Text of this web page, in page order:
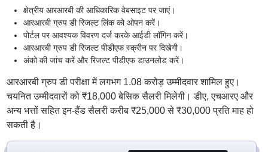
क्षेत्रीय आरआरबी की आधिकारिक वेबसाइट पर जाएं।
आरआरबी ग्रुप डी रिजल्ट लिंक को ओपन करें।
पोर्टल पर आवश्यक विवरण दर्ज करके आईडी लॉगिन करें।
आरआरबी ग्रुप डी रिजल्ट पीडीएफ स्क्रीन पर दिखेगी।
अंको की जांच करें और रिजल्ट पीडीएफ डाउनलोड करें।
आरआरबी ग्रुप डी परीक्षा में लगभग 1.08 करोड़ उम्मीदवार शामिल हुए।
चयनित उम्मीदवारों को ₹18,000 बेसिक सैलरी मिलेगी। डीए, एचआरए और
अन्य भत्तों सहित इन-हैंड सैलरी करीब ₹25,000 से ₹30,000 प्रति माह हो
सकती है।